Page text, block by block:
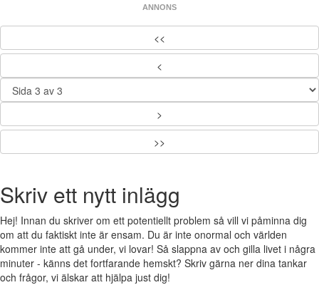
ANNONS
<<
<
>
>>
Skriv ett nytt inlägg
Hej! Innan du skriver om ett potentiellt problem så vill vi påminna dig
om att du faktiskt inte är ensam. Du är inte onormal och världen
kommer inte att gå under, vi lovar! Så slappna av och gilla livet i några
minuter - känns det fortfarande hemskt? Skriv gärna ner dina tankar
och frågor, vi älskar att hjälpa just dig!